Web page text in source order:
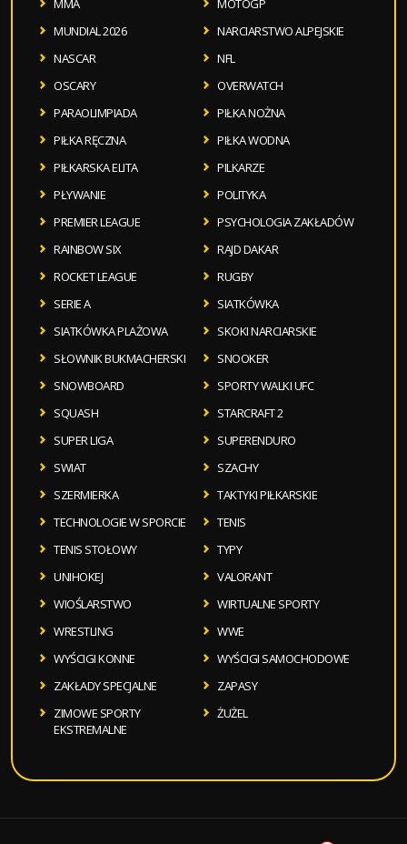
MMA
MOTOGP
MUNDIAL 2026
NARCIARSTWO ALPEJSKIE
NASCAR
NFL
OSCARY
OVERWATCH
PARAOLIMPIADA
PIŁKA NOŻNA
PIŁKA RĘCZNA
PIŁKA WODNA
PIŁKARSKA ELITA
PILKARZE
PŁYWANIE
POLITYKA
PREMIER LEAGUE
PSYCHOLOGIA ZAKŁADÓW
RAINBOW SIX
RAJD DAKAR
ROCKET LEAGUE
RUGBY
SERIE A
SIATKÓWKA
SIATKÓWKA PLAŻOWA
SKOKI NARCIARSKIE
SŁOWNIK BUKMACHERSKI
SNOOKER
SNOWBOARD
SPORTY WALKI UFC
SQUASH
STARCRAFT 2
SUPER LIGA
SUPERENDURO
SWIAT
SZACHY
SZERMIERKA
TAKTYKI PIŁKARSKIE
TECHNOLOGIE W SPORCIE
TENIS
TENIS STOŁOWY
TYPY
UNIHOKEJ
VALORANT
WIOŚLARSTWO
WIRTUALNE SPORTY
WRESTLING
WWE
WYŚCIGI KONNE
WYŚCIGI SAMOCHODOWE
ZAKŁADY SPECJALNE
ZAPASY
ZIMOWE SPORTY
EKSTREMALNE
ŻUŻEL